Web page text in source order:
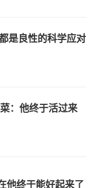
是良性的科学应对
：他终于活过来
他终于能好起来了